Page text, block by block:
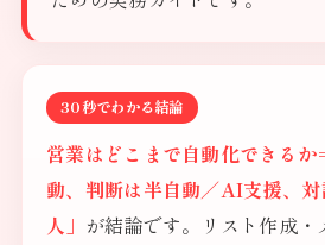
30秒でわかる結論
営業はどこまで自動化できるか
動、判断は半自動／AI支援、
人」 が結論です。リスト作成・